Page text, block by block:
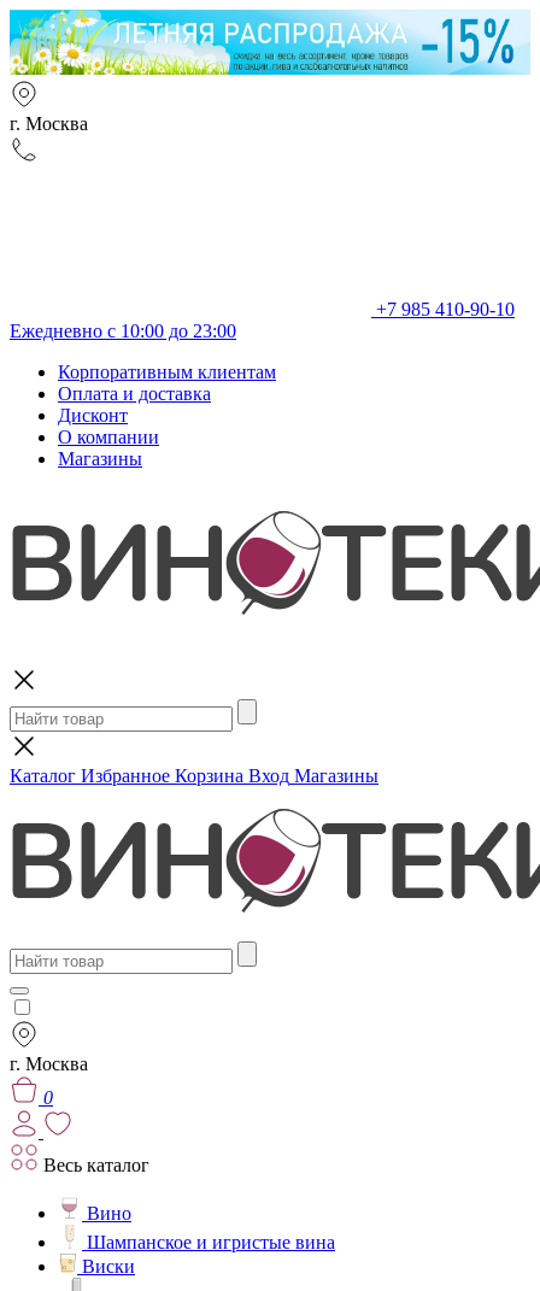
г. Москва
+7 985 410-90-10
Ежедневно с 10:00 до 23:00
Корпоративным клиентам
Оплата и доставка
Дисконт
О компании
Магазины
Каталог Избранное Корзина Вход Магазины
г. Москва
0
Весь каталог
Вино
Шампанское и игристые вина
Виски